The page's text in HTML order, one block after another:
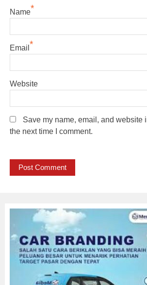
Name*
Email *
Website
Save my name, email, and website
the next time I comment.